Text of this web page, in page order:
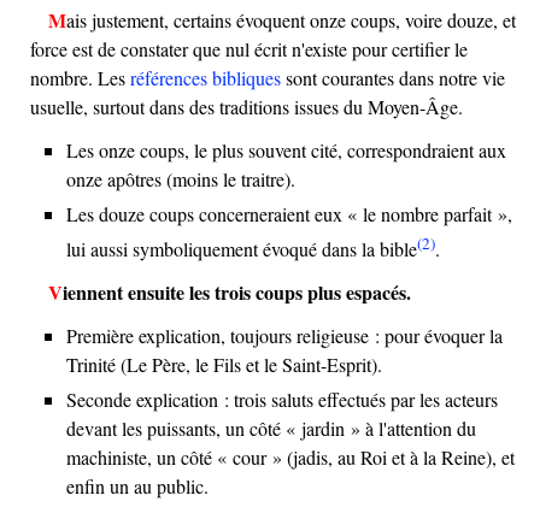
Mais justement, certains évoquent onze coups, voire douze, et
force est de constater que nul écrit n'existe pour certifier le
nombre. Lesréférences bibliquessont courantes dans notre vie
usuelle, surtout dans des traditions issues du Moyen-Âge.
Les onze coups, le plus souvent cité, correspondraient aux
onze apôtres (moins le traitre).
Les douze coups concerneraient eux « le nombre parfait »,
lui aussi symboliquement évoqué dans la bible(2).
Viennent ensuite les trois coups plus espacés.
Première explication, toujours religieuse : pour évoquer la
Trinité (Le Père, le Fils et le Saint-Esprit).
Seconde explication : trois saluts effectués par les acteurs
devant les puissants, un côté « jardin » à l'attention du
machiniste, un côté « cour » (jadis, au Roi et à la Reine), et
enfin un au public.